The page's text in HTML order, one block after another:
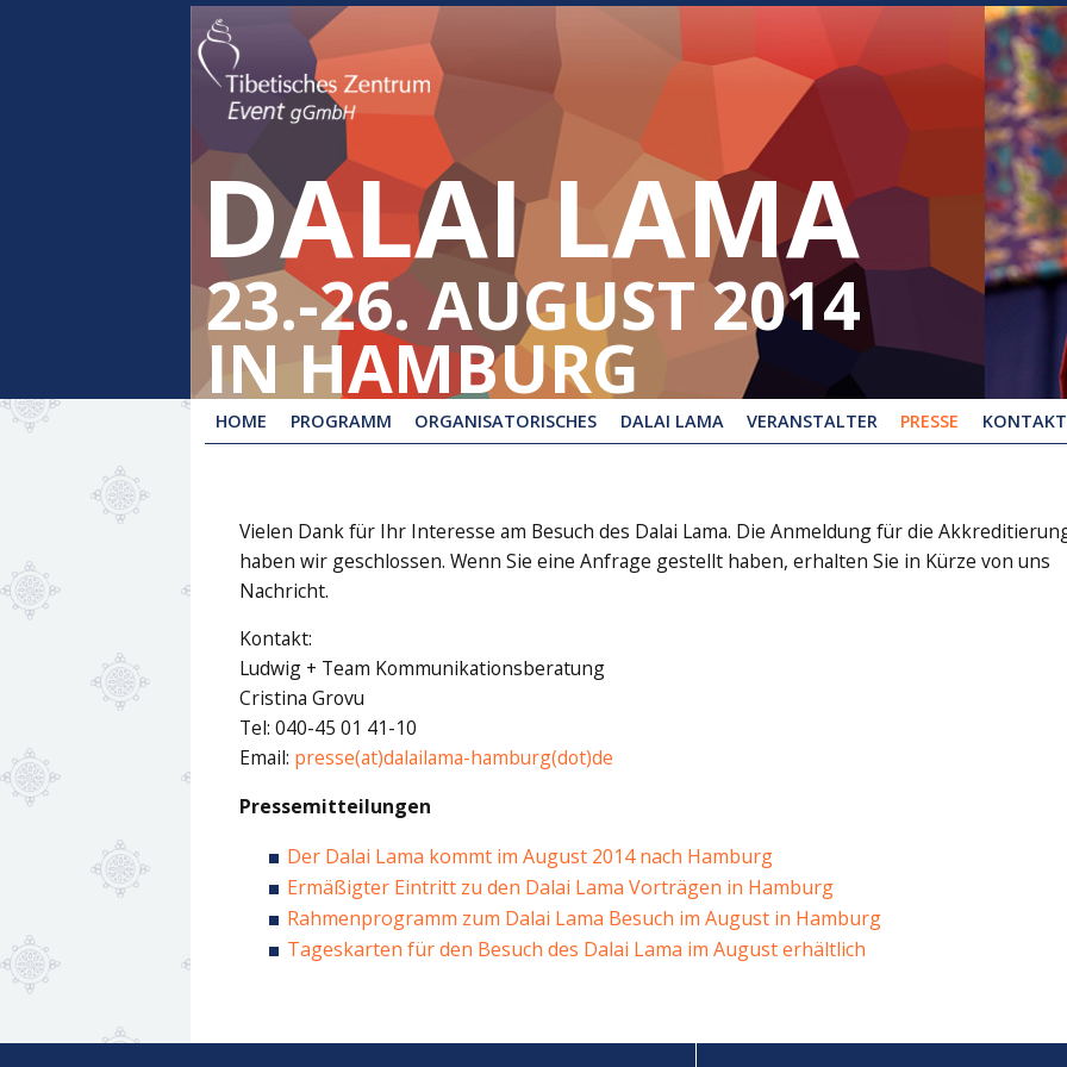
DALAI LAMA
23.-26. AUGUST 2014
IN HAMBURG
HOME PROGRAMM ORGANISATORISCHES DALAI LAMA VERANSTALTER PRESSE KONTAKT
Vielen Dank für Ihr Interesse am Besuch des Dalai Lama. Die Anmeldung für die
haben wir geschlossen. Wenn Sie eine Anfrage gestellt haben, erhalten Sie in Kürze von uns
Nachricht.
Kontakt:
Ludwig + Team Kommunikationsberatung
Cristina Grovu
Tel: 040-45 01 41-10
Email: presse(at)dalailama-hamburg(dot)de
Pressemitteilungen
Der Dalai Lama kommt im August 2014 nach Hamburg
Ermäßigter Eintritt zu den Dalai Lama Vorträgen in Hamburg
Rahmenprogramm zum Dalai Lama Besuch im August in Hamburg
Tageskarten für den Besuch des Dalai Lama im August erhältlich